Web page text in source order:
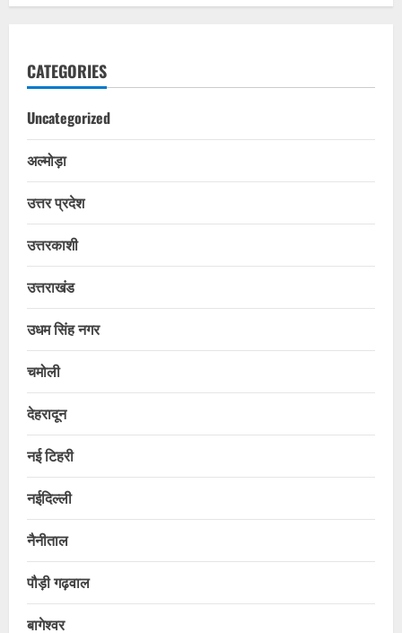
CATEGORIES
Uncategorized
अल्मोड़ा
उत्तर प्रदेश
उत्तरकाशी
उत्तराखंड
उधम सिंह नगर
चमोली
देहरादून
नई टिहरी
नईदिल्ली
नैनीताल
पौड़ी गढ़वाल
बागेश्वर